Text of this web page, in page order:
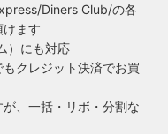
Diners Club/の各
ます
）にも対応
クレジット決済でお買
、一括・リボ・分割な